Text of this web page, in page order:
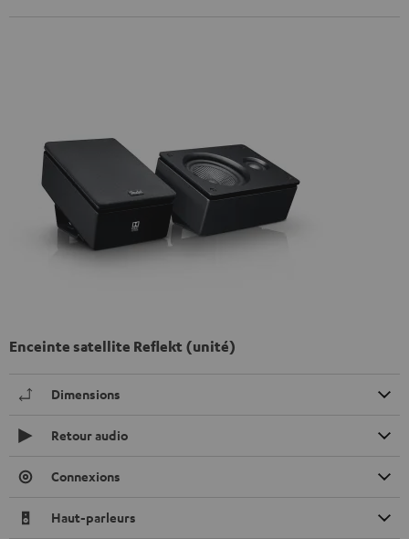
Enceinte satellite Reflekt (unité)
Dimensions
Retour audio
Connexions
Haut-parleurs